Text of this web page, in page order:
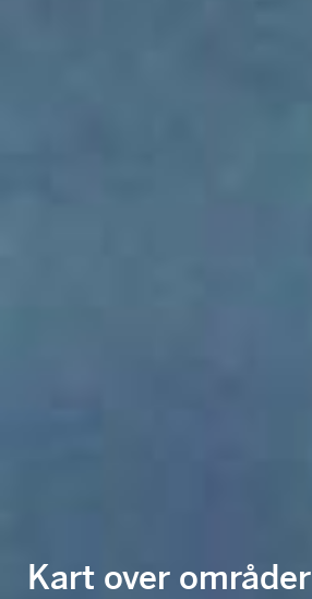
Kart over områder